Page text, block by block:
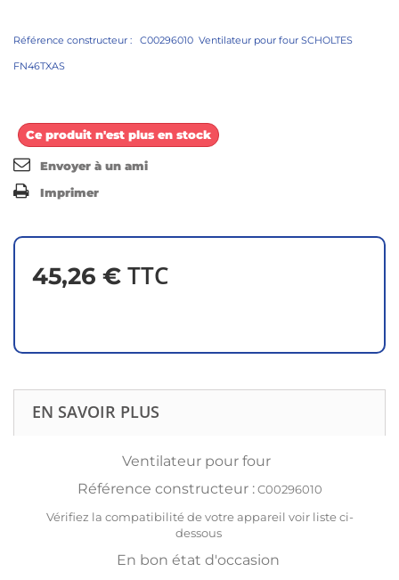
Référence constructeur : C00296010 Ventilateur pour four SCHOLTES
FN46TXAS
Ce produit n'est plus en stock
Envoyer à un ami
Imprimer
45,26 € TTC
EN SAVOIR PLUS
Ventilateur pour four
Référence constructeur :C00296010
Vérifiez la compatibilité de votre appareil voir liste ci-
dessous
En bon état d'occasion